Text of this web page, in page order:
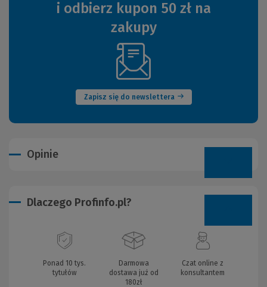
i odbierz kupon 50 zł na
zakupy
Zapisz się do newslettera
(Nowe
okno)
Opinie
Dlaczego Profinfo.pl?
Ponad 10 tys.
tytułów
Darmowa
dostawa już od
180zł
Czat online z
konsultantem